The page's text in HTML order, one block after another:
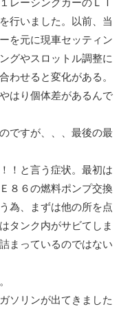
ーシングカーのＬＩ
行いました。以前、当
を元に現車セッティン
グやスロットル調整に
わせると変化がある。
はり個体差があるんで
ですが、、、最後の最
！と言う症状。最初は
８６の燃料ポンプ交換
為、まずは他の所を点
タンク内がサビてしま
まっているのではない
ソリンが出てきました